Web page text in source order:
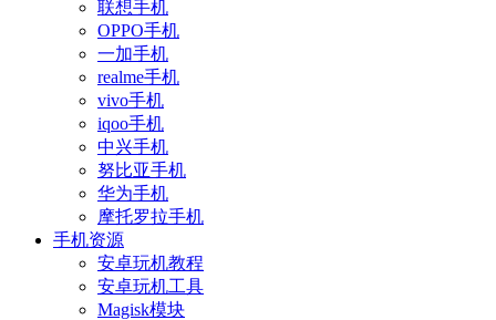
联想手机
OPPO手机
一加手机
realme手机
vivo手机
iqoo手机
中兴手机
努比亚手机
华为手机
摩托罗拉手机
手机资源
安卓玩机教程
安卓玩机工具
Magisk模块